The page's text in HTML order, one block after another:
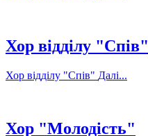
Хор відділу "Спів"
Хор відділу "Спів" Далі...
Хор "Молодість"